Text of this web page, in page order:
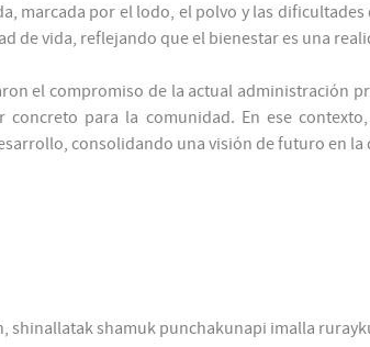
marcada por el lodo, el polvo y las
de vida, reflejando que el bienestar es una
el compromiso de la actual administración
para la comunidad. En ese
consolidando una visión de futuro en
shinallatak shamuk punchakunapi imalla